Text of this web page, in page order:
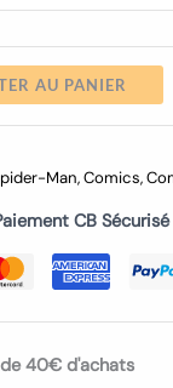
AU PANIER
Man,Comics,
CB Sécurisé
40€ d'achats